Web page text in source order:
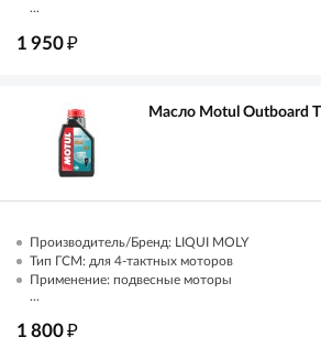
...
1 950₽
Масло Motul Outboard
Производитель/Бренд: LIQUI MOLY
Тип ГСМ: для 4-тактных моторов
Применение: подвесные моторы
...
1 800₽